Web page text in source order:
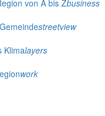
von A bis Zbusiness
streetview
Klimalayers
work